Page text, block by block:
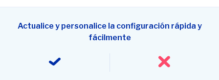
Actualice y personalice la configuración rápida y
fácilmente